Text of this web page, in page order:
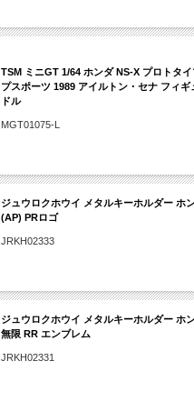
TSM ミニGT 1/64 ホンダ NS-X プロトタ
プスポーツ 1989 アイルトン・セナ フィギ
ドル
MGT01075-L
ジュウロクホウイ メタルキーホルダー ホ
(AP) PRロゴ
JRKH02333
ジュウロクホウイ メタルキーホルダー ホ
無限 RR エンブレム
JRKH02331